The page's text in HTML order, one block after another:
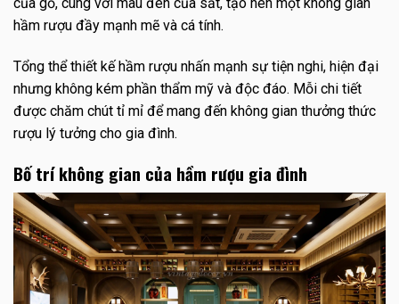
hầm rượu đầy mạnh mẽ và cá tính.
Tổng thể thiết kế hầm rượu nhấn mạnh sự tiện nghi, hiện đại
nhưng không kém phần thẩm mỹ và độc đáo. Mỗi chi tiết
được chăm chút tỉ mỉ để mang đến không gian thưởng thức
rượu lý tưởng cho gia đình.
Bố trí không gian của hầm rượu gia đình